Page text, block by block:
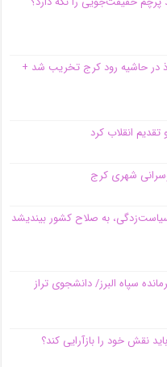
در حاشیه‌ رود کرج تخریب شد +
به صلاح کشور بیندیشد
سپاه البرز/ دانشجوی تراز
نقش خود را بازآرایی کند؟